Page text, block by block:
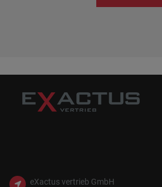
eXactus vertrieb GmbH